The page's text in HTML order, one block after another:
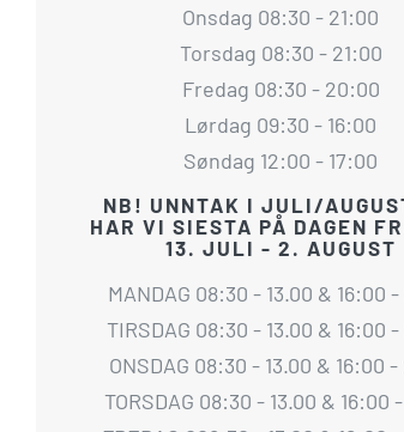
Onsdag 08:30 - 21:00
Torsdag 08:30 - 21:00
Fredag 08:30 - 20:00
Lørdag 09:30 - 16:00
Søndag 12:00 - 17:00
NB! UNNTAK I JULI/
HAR VI SIESTA PÅ DAGEN
13. JULI - 2. AUGUST
MANDAG 08:30 - 13.00 & 16:00
TIRSDAG 08:30 - 13.00 & 16:00
ONSDAG 08:30 - 13.00 & 16:00 -
TORSDAG 08:30 - 13.00 & 16:00